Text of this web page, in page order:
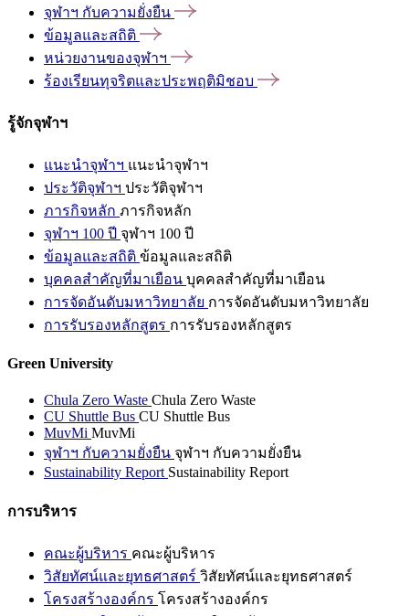
จุฬาฯ กับความยั่งยืน
ข้อมูลและสถิติ
หน่วยงานของจุฬาฯ
ร้องเรียนทุจริตและประพฤติมิชอบ
รู้จักจุฬาฯ
แนะนำจุฬาฯ แนะนำจุฬาฯ
ประวัติจุฬาฯ ประวัติจุฬาฯ
ภารกิจหลัก ภารกิจหลัก
จุฬาฯ 100 ปี จุฬาฯ 100 ปี
ข้อมูลและสถิติ ข้อมูลและสถิติ
บุคคลสำคัญที่มาเยือน บุคคลสำคัญที่มาเยือน
การจัดอันดับมหาวิทยาลัย การจัดอันดับมหาวิทยาลัย
การรับรองหลักสูตร การรับรองหลักสูตร
Green University
Chula Zero Waste Chula Zero Waste
CU Shuttle Bus CU Shuttle Bus
MuvMi MuvMi
จุฬาฯ กับความยั่งยืน จุฬาฯ กับความยั่งยืน
Sustainability Report Sustainability Report
การบริหาร
คณะผู้บริหาร คณะผู้บริหาร
วิสัยทัศน์และยุทธศาสตร์ วิสัยทัศน์และยุทธศาสตร์
โครงสร้างองค์กร โครงสร้างองค์กร